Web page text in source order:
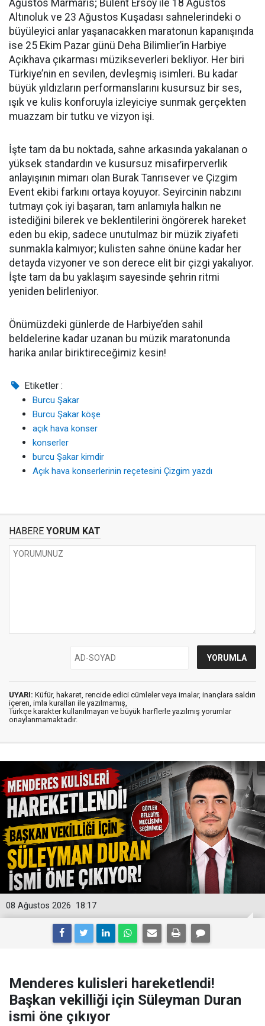
Ağustos Marmaris; Bülent Ersoy ile 18 Ağustos
Altınoluk ve 23 Ağustos Kuşadası sahnelerindeki o
büyüleyici anlar yaşanacakken maratonun kapanışında
ise 25 Ekim Pazar günü Deha Bilimlier’in Harbiye
Açıkhava çıkarması müzikseverleri bekliyor. Her biri
Türkiye’nin en sevilen, devleşmiş isimleri. Bu kadar
büyük yıldızların performanslarını kusursuz bir ses,
ışık ve kulis konforuyla izleyiciye sunmak gerçekten
muazzam bir tutku ve vizyon işi.
İşte tam da bu noktada, sahne arkasında yakalanan o
yüksek standardın ve kusursuz misafirperverlik
anlayışının mimarı olan Burak Tanrısever ve Çizgim
Event ekibi farkını ortaya koyuyor. Seyircinin nabzını
tutmayı çok iyi başaran, tam anlamıyla halkın ne
istediğini bilerek ve beklentilerini öngörerek hareket
eden bu ekip, sadece unutulmaz bir müzik ziyafeti
sunmakla kalmıyor; kulisten sahne önüne kadar her
detayda vizyoner ve son derece elit bir çizgi yakalıyor.
İşte tam da bu yaklaşım sayesinde şehrin ritmi
yeniden belirleniyor.
Önümüzdeki günlerde de Harbiye’den sahil
beldelerine kadar uzanan bu müzik maratonunda
harika anılar biriktireceğimiz kesin!
Etiketler :
Burcu Şakar
Burcu Şakar köşe
açık hava konser
konserler
burcu Şakar kimdir
Açık hava konserlerinin reçetesini Çizgim yazdı
HABERE YORUM KAT
UYARI: Küfür, hakaret, rencide edici cümleler veya imalar, inançlara saldırı
içeren, imla kuralları ile yazılmamış,
Türkçe karakter kullanılmayan ve büyük harflerle yazılmış yorumlar
onaylanmamaktadır.
18:17
08 Ağustos 2026
Menderes kulisleri hareketlendi!
Başkan vekilliği için Süleyman Duran
ismi öne çıkıyor